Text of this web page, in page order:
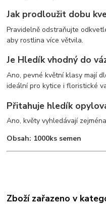
Jak prodloužit dobu
Pravidelně odstraňujte
aby rostlina více větvila.
Je Hledík vhodný do
Ano, pevné květní klasy mají
ideální pro kytice i floristické
Přitahuje hledík
Ano, květy vyhledávají
Obsah: 1000ks semen
Zboží zařazeno v